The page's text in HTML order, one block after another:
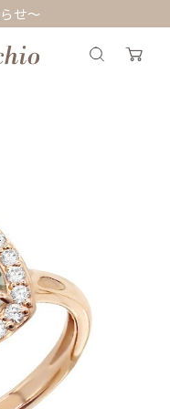
せ～